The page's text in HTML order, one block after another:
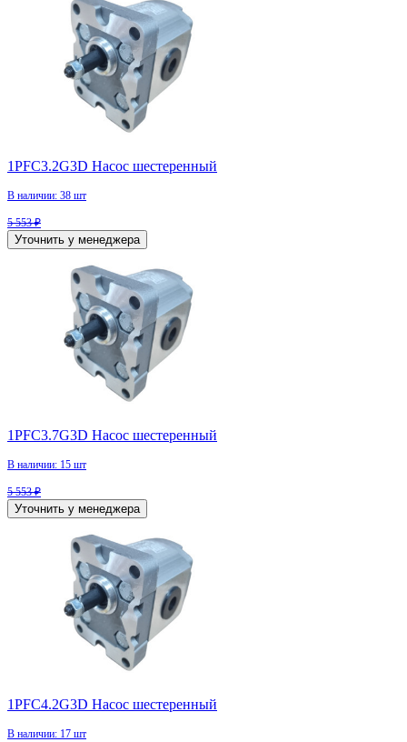
1PFC3.2G3D Насос шестеренный
В наличии: 38 шт
5 553 ₽
Уточнить у менеджера
1PFC3.7G3D Насос шестеренный
В наличии: 15 шт
5 553 ₽
Уточнить у менеджера
1PFC4.2G3D Насос шестеренный
В наличии: 17 шт